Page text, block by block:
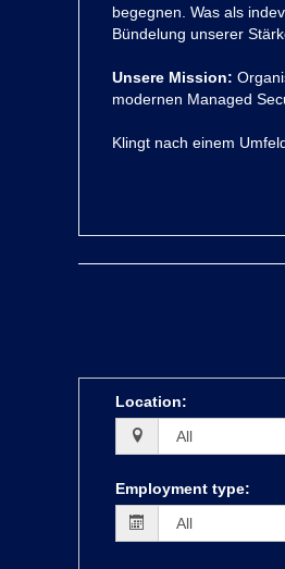
begegnen. Was als
Bündelung unserer
Unsere Mission:
modernen Managed
Klingt nach einem
Location:
Employment type: